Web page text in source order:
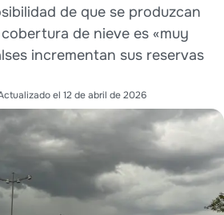
de que se produzcan
de nieve es «muy
incrementan sus reservas
el 12 de abril de 2026